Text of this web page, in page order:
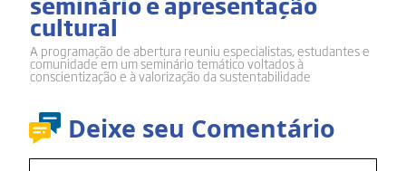
Deixe seu Comentário
cultural
A programação de abertura reuniu especialistas, estudantes e
comunidade em um seminário temático voltados à
conscientização e à valorização da sustentabilidade